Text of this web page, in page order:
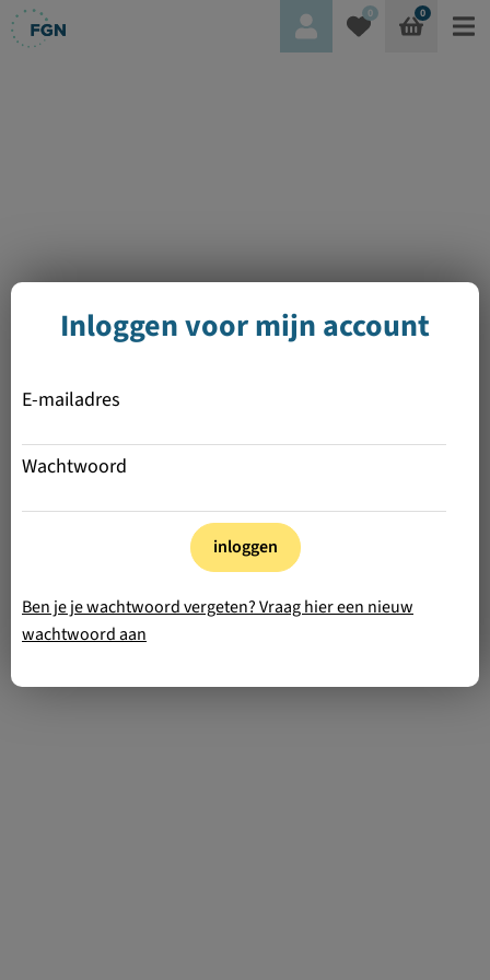
0 0
Inloggen voor mijn account
E-mailadres
Wachtwoord
inloggen
Ben je je wachtwoord vergeten? Vraag hier een nieuw
wachtwoord aan